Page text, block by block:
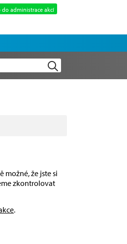
do administrace akcí
že jste si
zkontrolovat
.